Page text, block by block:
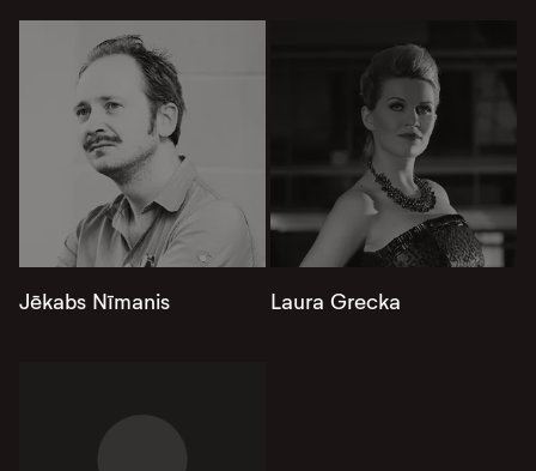
Jēkabs Nīmanis Laura Grecka